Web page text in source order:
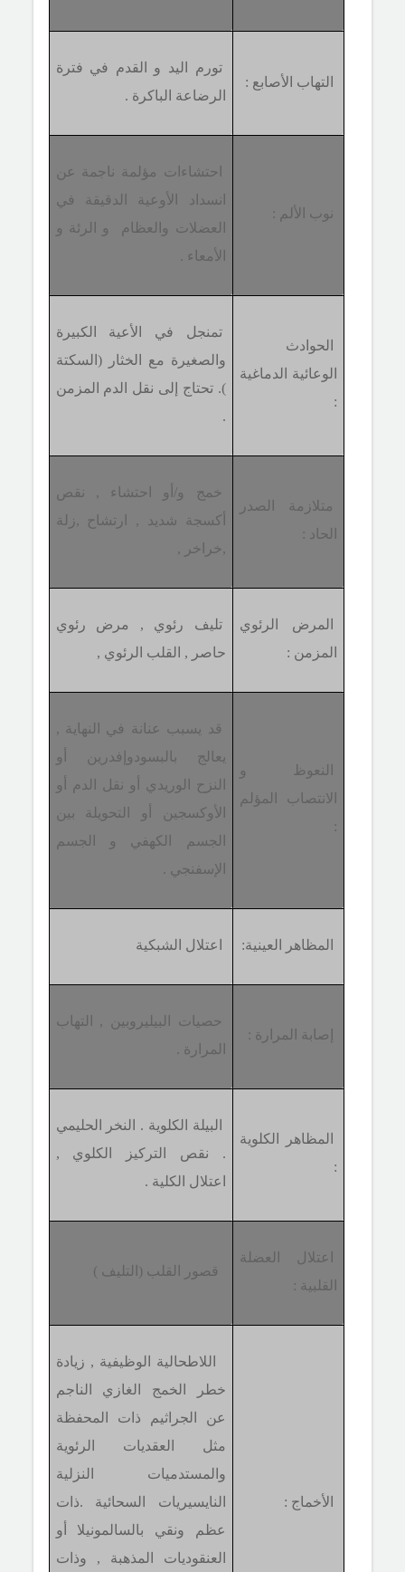
التهاب الأصابع :
تورم اليد و القدم في فترة
الرضاعة الباكرة .
نوب الألم :
احتشاءات مؤلمة ناجمة عن
انسداد الأوعية الدقيقة في
العضلات والعظام و الرئة و
الأمعاء .
الحوادث
الوعائية الدماغية
:
تمنجل في الأعية الكبيرة
والصغيرة مع الخثار (السكتة
). تحتاج إلى نقل الدم المزمن
.
متلازمة الصدر
الحاد :
خمج و/أو احتشاء , نقص
أكسجة شديد , ارتشاح ,زلة
,خراخر ,
المرض الرئوي
المزمن :
تليف رئوي , مرض رئوي
حاصر , القلب الرئوي ,
النعوظ و
الانتصاب المؤلم
:
قد يسبب عنانة في النهاية ,
يعالج بالبسودوإفدرين أو
النزح الوريدي أو نقل الدم أو
الأوكسجين أو التحويلة بين
الجسم الكهفي و الجسم
الإسفنجي .
المظاهر العينية: اعتلال الشبكية
إصابة المرارة :
حصيات البيليروبين , التهاب
المرارة .
المظاهر الكلوية
:
البيلة الكلوية . النخر الحليمي
. نقص التركيز الكلوي ,
اعتلال الكلية .
اعتلال العضلة
القلبية :
قصور القلب (التليف )
الأخماج :
اللاطحالية الوظيفية , زيادة
خطر الخمج الغازي الناجم
عن الجراثيم ذات المحفظة
مثل العقديات الرئوية
والمستدميات النزلية
النايسيريات السحائية .ذات
عظم ونقي بالسالمونيلا أو
العنقوديات المذهبة , وذات